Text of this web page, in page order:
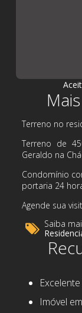
Terreno no
Terreno de
Geraldo na
Condomínio
portaria 24
Agende sua
Saiba
Imóvel